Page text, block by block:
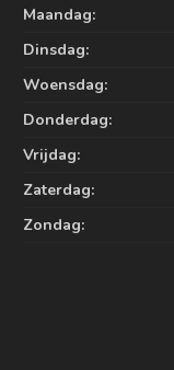
Maandag:
Dinsdag:
Woensdag:
Donderdag:
Vrijdag:
Zaterdag:
Zondag: